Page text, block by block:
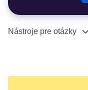
Nástroje pre otázky